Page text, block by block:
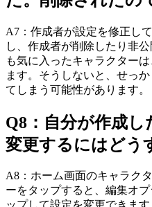
A7 ： 作成者が設定を修正し
し、作成者が削除したり非
も気に入ったキャラクター
ます。そうしないと、せっ
てしまう可能性があります。
Q8 ： 自分が作成
変更するにはどう
A8 ： ホーム画面のキャラク
ーをタップすると、編集オ